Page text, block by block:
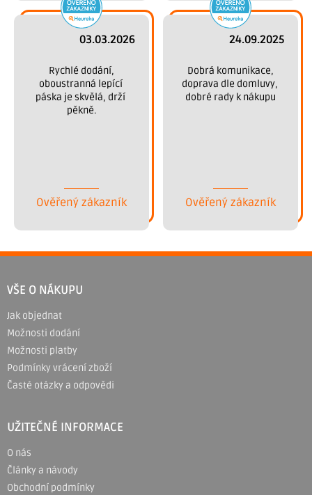
03.03.2026
oboustranná lepící
páska je skvělá, drží
pěkně.
Ověřený zákazník
24.09.2025
doprava dle domluvy,
dobré rady k nákupu
Ověřený zákazník
á
a
VŠE O NÁKUPU
Jak objednat
Možnosti dodání
Možnosti platby
Podmínky vrácení zboží
Časté otázky a odpovědi
UŽITEČNÉ INFORMACE
O nás
Články a návody
Obchodní podmínky